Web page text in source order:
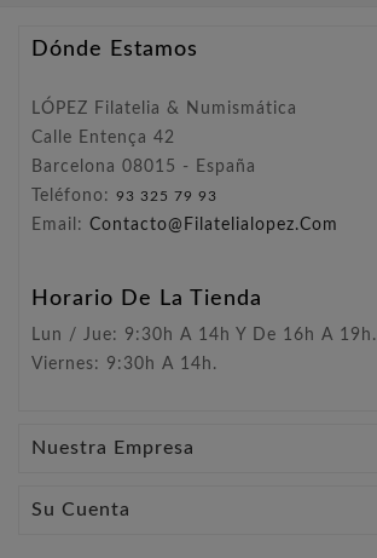
Dónde Estamos
LÓPEZ Filatelia & Numismática
Calle Entença 42
Barcelona 08015 - España
Teléfono: 93 325 79 93
Email: Contacto@filatelialopez.com
Horario De La Tienda
Lun / Jue: 9:30h A 14h Y De 16h A 19h.
Viernes: 9:30h A 14h.
Nuestra Empresa
Su Cuenta